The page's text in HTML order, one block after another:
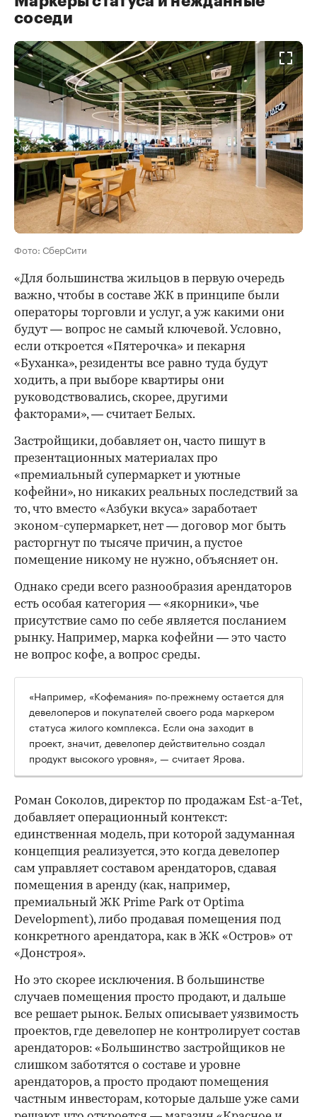
соседи
Фото: СберСити
«Для большинства жильцов в первую очередь
важно, чтобы в составе ЖК в принципе были
операторы торговли и услуг, а уж какими они
будут — вопрос не самый ключевой. Условно,
если откроется «Пятерочка» и пекарня
«Буханка», резиденты все равно туда будут
ходить, а при выборе квартиры они
руководствовались, скорее, другими
факторами», — считает Белых.
Застройщики, добавляет он, часто пишут в
презентационных материалах про
«премиальный супермаркет и уютные
кофейни», но никаких реальных последствий за
то, что вместо «Азбуки вкуса» заработает
эконом-супермаркет, нет — договор мог быть
расторгнут по тысяче причин, а пустое
помещение никому не нужно, объясняет он.
Однако среди всего разнообразия арендаторов
есть особая категория — «якорники», чье
присутствие само по себе является посланием
рынку. Например, марка кофейни — это часто
не вопрос кофе, а вопрос среды.
«Например, «Кофемания» по-прежнему остается для
девелоперов и покупателей своего рода маркером
статуса жилого комплекса. Если она заходит в
проект, значит, девелопер действительно создал
продукт высокого уровня», — считает Ярова.
Роман Соколов, директор по продажам Est-a-Tet,
добавляет операционный контекст:
единственная модель, при которой задуманная
концепция реализуется, это когда девелопер
сам управляет составом арендаторов, сдавая
помещения в аренду (как, например,
премиальный ЖК Prime Park от Optima
Development), либо продавая помещения под
конкретного арендатора, как в ЖК «Остров» от
«Донстроя».
Но это скорее исключения. В большинстве
случаев помещения просто продают, и дальше
все решает рынок. Белых описывает уязвимость
проектов, где девелопер не контролирует состав
арендаторов: «Большинство застройщиков не
слишком заботятся о составе и уровне
арендаторов, а просто продают помещения
частным инвесторам, которые дальше уже сами